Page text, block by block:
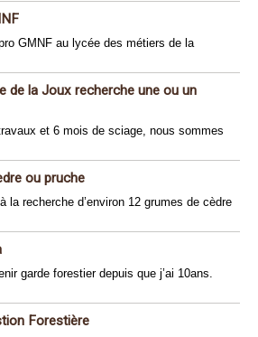
GMNF au lycée des métiers de la
de la Joux recherche une ou un
et 6 mois de sciage, nous sommes
ou pruche
la recherche d’environ 12 grumes de cèdre
garde forestier depuis que j’ai 10ans.
Forestière